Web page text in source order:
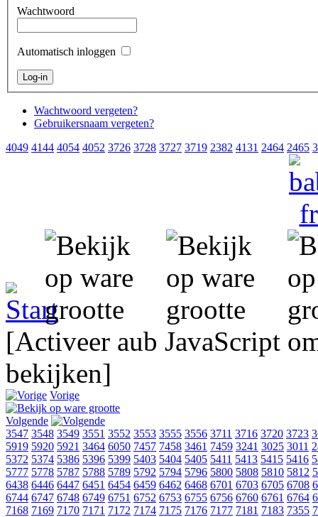
Wachtwoord
Automatisch inloggen
Wachtwoord vergeten?
Gebruikersnaam vergeten?
4049 4144 4054 4052 3726 3728 3727 3719 2382 4131 2464 2465
[Activeer aub JavaScript
bekijken]
Vorige
Volgende
3547 3548 3549 3551 3552 3553 3555 3556 3711 3716 3720 3723
5919 5920 5921 3464 6050 7457 7458 3461 7459 3241 3025 3011
5372 5374 5386 5396 5399 5403 5404 5405 5411 5413 5415 5416
5777 5778 5787 5788 5789 5792 5794 5796 5800 5808 5810 5812
6438 6446 6447 6451 6454 6459 6462 6468 6701 6703 6705 6708
6744 6747 6748 6749 6751 6752 6753 6755 6756 6760 6761 6764
7168 7169 7170 7171 7172 7174 7175 7176 7177 7181 7183 7355